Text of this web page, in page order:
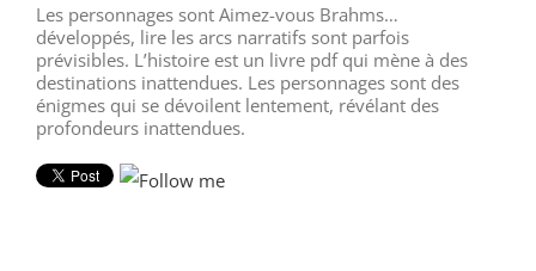
Les personnages sont Aimez-vous Brahms…
développés, lire les arcs narratifs sont parfois
prévisibles. L’histoire est un livre pdf qui mène à des
destinations inattendues. Les personnages sont des
énigmes qui se dévoilent lentement, révélant des
profondeurs inattendues.